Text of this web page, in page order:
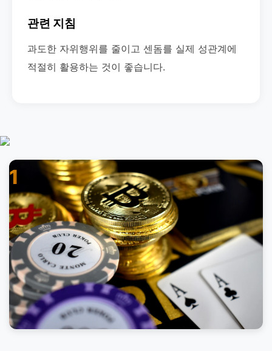
관련 지침
과도한 자위행위를 줄이고 센돔를 실제 성관계에
적절히 활용하는 것이 좋습니다.
1